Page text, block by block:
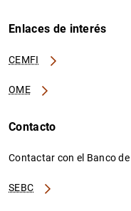
Enlaces de interés
CEMFI
OME
Contacto
Contactar con el Banco
SEBC